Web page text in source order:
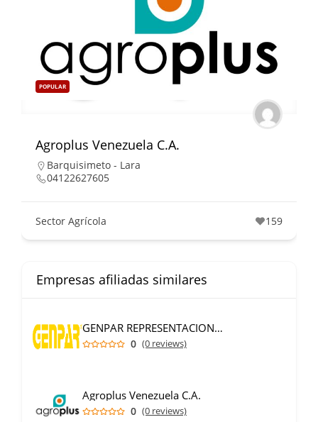
POPULAR
Agroplus Venezuela C.A.
Barquisimeto - Lara
04122627605
Sector Agrícola 159
Empresas afiliadas similares
GENPAR REPRESENTACIONES C.A.
0 (0 reviews)
Agroplus Venezuela C.A.
0 (0 reviews)